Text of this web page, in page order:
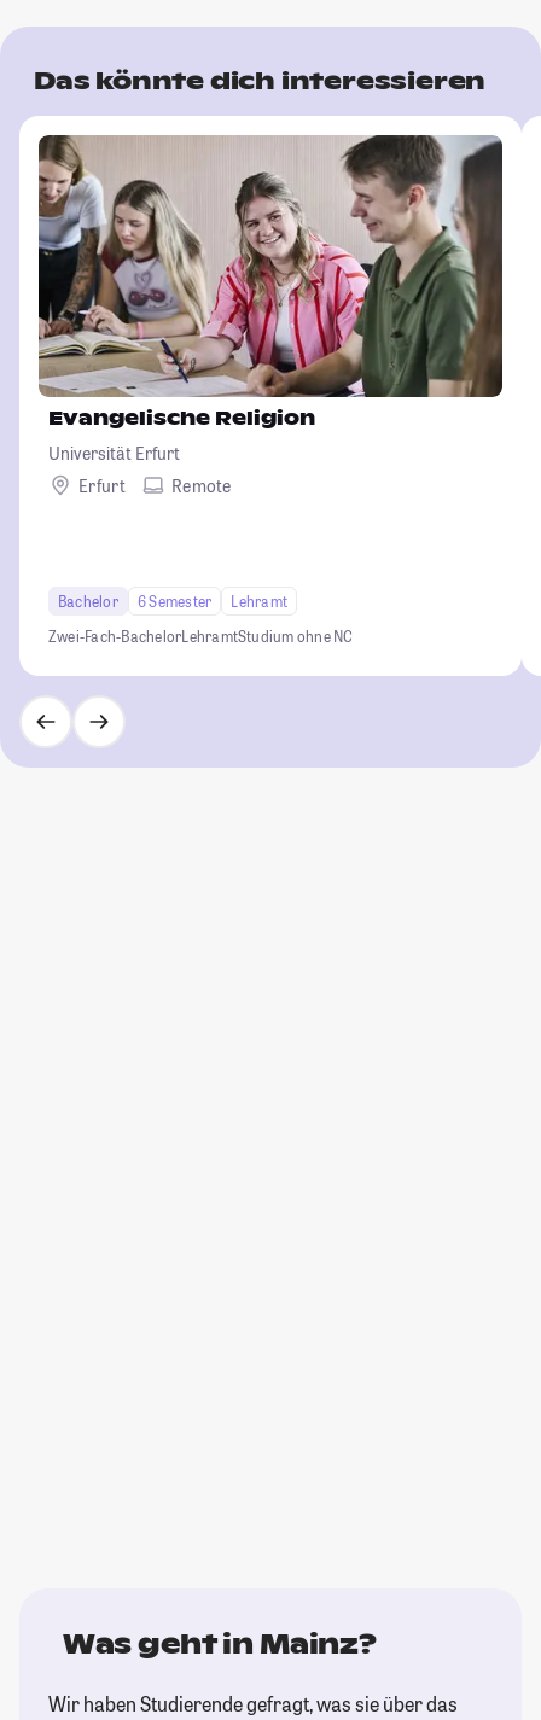
Das könnte dich interessieren
Evangelische Religion
Universität Erfurt
Erfurt
Remote
Bachelor 6 Semester
Lehramt
Zwei-Fach-BachelorLehramtStudium ohne NC
Was geht in Mainz?
Wir haben Studierende gefragt, was sie über das